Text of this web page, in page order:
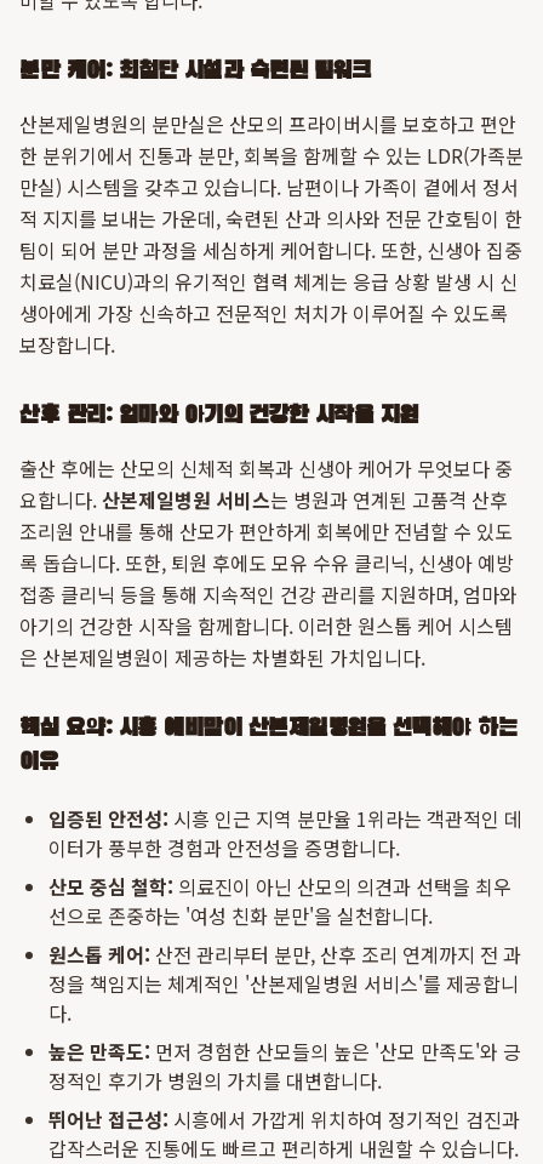
분만 케어: 최첨단 시설과 숙련된 팀워크
산본제일병원의 분만실은 산모의 프라이버시를 보호하고 편안
한 분위기에서 진통과 분만, 회복을 함께할 수 있는 LDR(가족분
만실) 시스템을 갖추고 있습니다. 남편이나 가족이 곁에서 정서
적 지지를 보내는 가운데, 숙련된 산과 의사와 전문 간호팀이 한
팀이 되어 분만 과정을 세심하게 케어합니다. 또한, 신생아 집중
치료실(NICU)과의 유기적인 협력 체계는 응급 상황 발생 시 신
생아에게 가장 신속하고 전문적인 처치가 이루어질 수 있도록
보장합니다.
산후 관리: 엄마와 아기의 건강한 시작을 지원
출산 후에는 산모의 신체적 회복과 신생아 케어가 무엇보다 중
요합니다.산본제일병원 서비스는 병원과 연계된 고품격 산후
조리원 안내를 통해 산모가 편안하게 회복에만 전념할 수 있도
록 돕습니다. 또한, 퇴원 후에도 모유 수유 클리닉, 신생아 예방
접종 클리닉 등을 통해 지속적인 건강 관리를 지원하며, 엄마와
아기의 건강한 시작을 함께합니다. 이러한 원스톱 케어 시스템
은 산본제일병원이 제공하는 차별화된 가치입니다.
핵심 요약: 시흥 예비맘이 산본제일병원을 선택해야 하는
이유
입증된 안전성: 시흥 인근 지역 분만율 1위라는 객관적인 데
이터가 풍부한 경험과 안전성을 증명합니다.
산모 중심 철학: 의료진이 아닌 산모의 의견과 선택을 최우
선으로 존중하는 '여성 친화 분만'을 실천합니다.
원스톱 케어: 산전 관리부터 분만, 산후 조리 연계까지 전 과
정을 책임지는 체계적인 '산본제일병원 서비스'를 제공합니
다.
높은 만족도: 먼저 경험한 산모들의 높은 '산모 만족도'와 긍
정적인 후기가 병원의 가치를 대변합니다.
뛰어난 접근성: 시흥에서 가깝게 위치하여 정기적인 검진과
갑작스러운 진통에도 빠르고 편리하게 내원할 수 있습니다.